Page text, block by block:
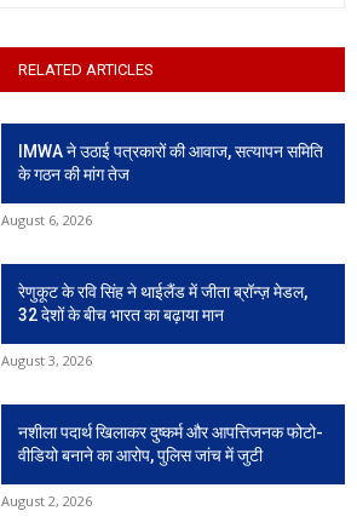
RELATED ARTICLES
IMWA ने उठाई पत्रकारों की आवाज, सत्यापन समिति
के गठन की मांग तेज
August 6, 2026
रेणुकूट के रवि सिंह ने थाईलैंड में जीता ब्रॉन्ज़ मेडल,
32 देशों के बीच भारत का बढ़ाया मान
August 3, 2026
नशीला पदार्थ खिलाकर दुष्कर्म और आपत्तिजनक फोटो-
वीडियो बनाने का आरोप, पुलिस जांच में जुटी
August 2, 2026